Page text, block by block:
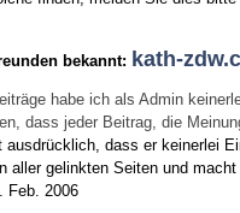
bekannt: kath-
habe ich als Admin
dass jeder Beitrag, die
ausdrücklich, dass er keinerlei
gelinkten Seiten und
Feb. 2006